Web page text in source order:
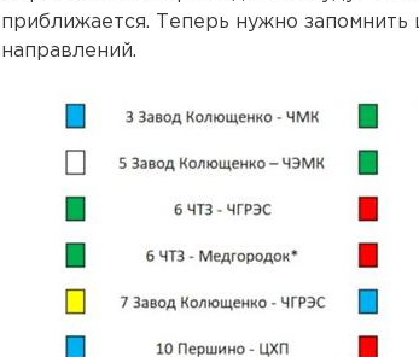
приближается. Теперь нужно
направлений.